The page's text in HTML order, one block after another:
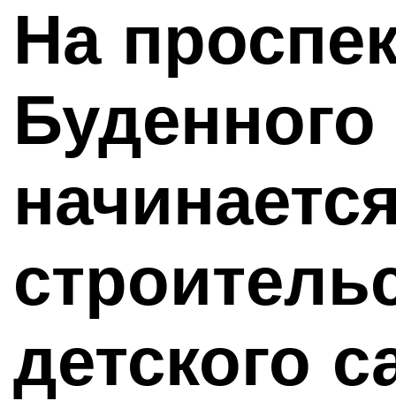
На
детского